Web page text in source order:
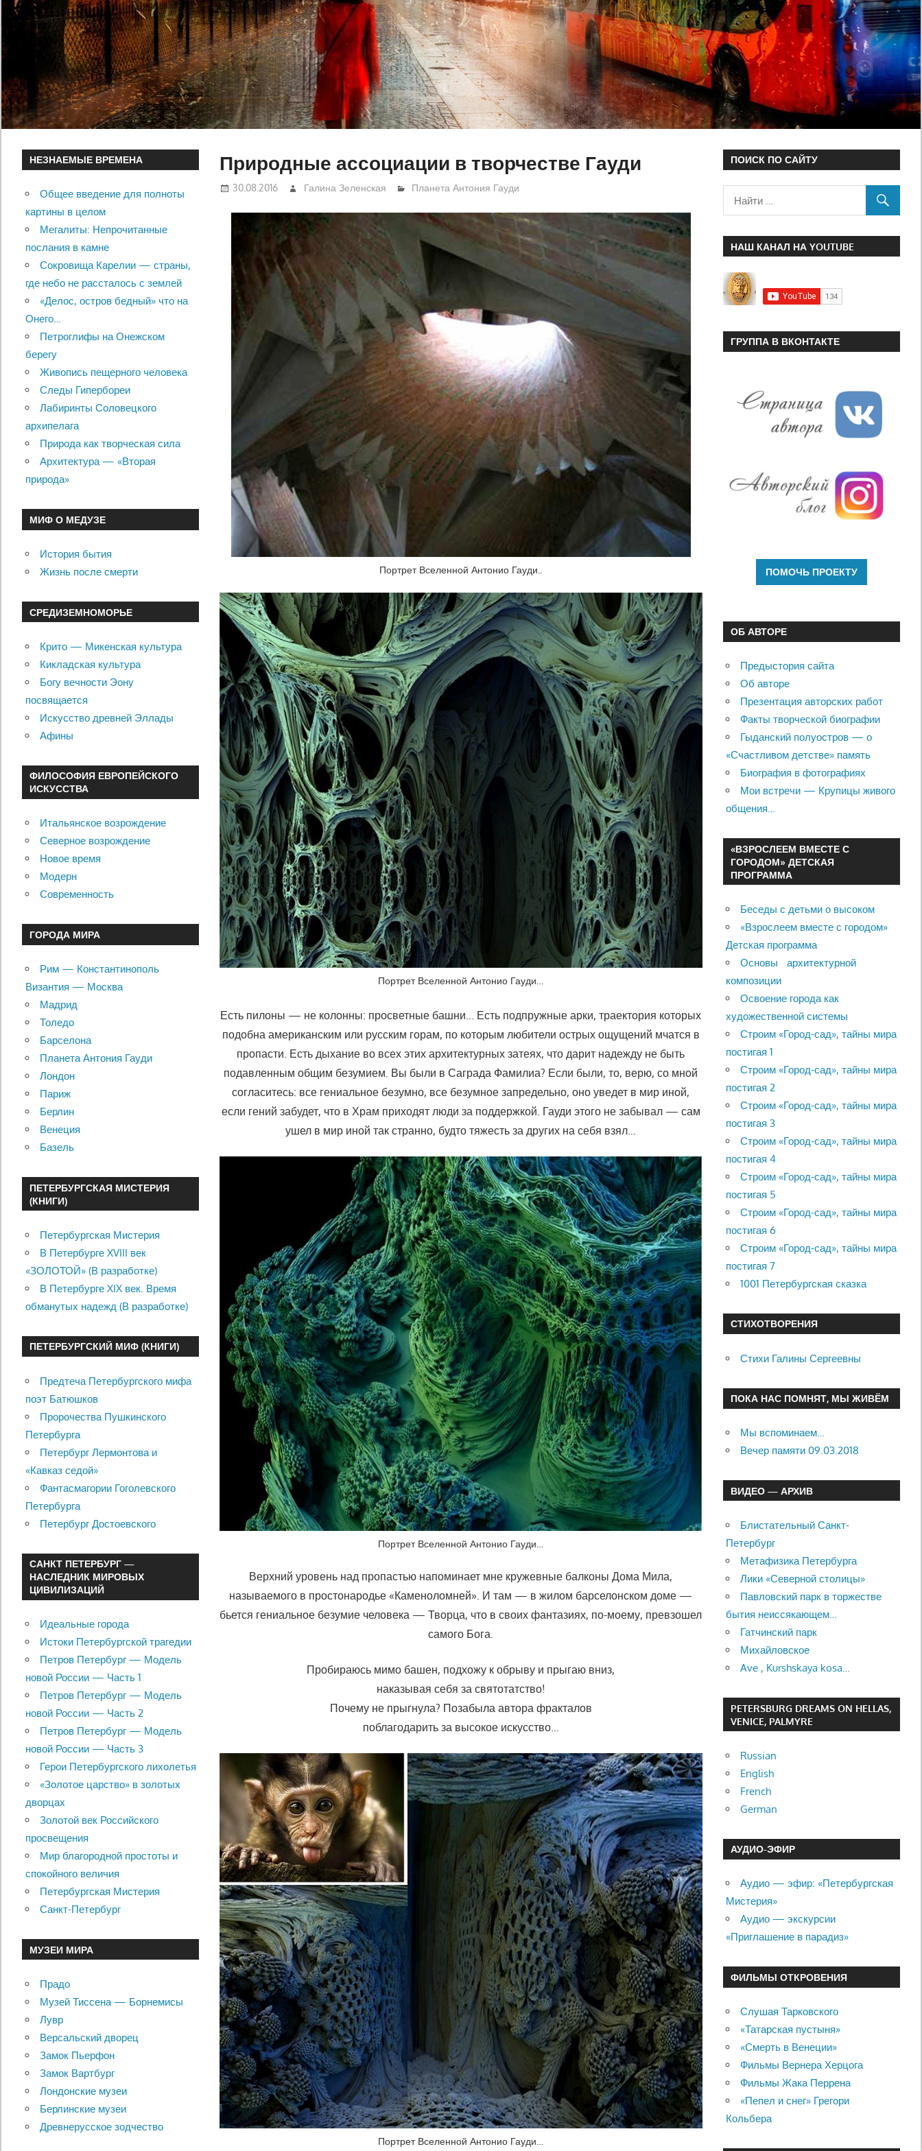
Природные ассоциации в творчестве Гауди
30.08.2016 Галина Зеленская Планета Антония Гауди
Портрет Вселенной Антонио Гауди..
Портрет Вселенной Антонио Гауди…
Есть пилоны — не колонны: просветные башни… Есть подпружные арки, траектория которых
подобна американским или русским горам, по которым любители острых ощущений мчатся в
пропасти. Есть дыхание во всех этих архитектурных затеях, что дарит надежду не быть
подавленным общим безумием. Вы были в Саграда Фамилиа? Если были, то, верю, со мной
согласитесь: все гениальное безумно, все безумное запредельно, оно уведет в мир иной,
если гений забудет, что в Храм приходят люди за поддержкой. Гауди этого не забывал — сам
ушел в мир иной так странно, будто тяжесть за других на себя взял…
Портрет Вселенной Антонио Гауди…
Верхний уровень над пропастью напоминает мне кружевные балконы Дома Мила,
называемого в простонародье «Каменоломней». И там — в жилом барселонском доме —
бьется гениальное безумие человека — Творца, что в своих фантазиях, по-моему, превзошел
самого Бога.
Пробираюсь мимо башен, подхожу к обрыву и прыгаю вниз,
наказывая себя за святотатство!
Почему не прыгнула? Позабыла автора фракталов
поблагодарить за высокое искусство…
Портрет Вселенной Антонио Гауди…
НЕЗНАЕМЫЕ ВРЕМЕНА
Общее введение для полноты
картины в целом
Мегалиты: Непрочитанные
послания в камне
Сокровища Карелии — страны,
где небо не рассталось с землей
«Делос, остров бедный» что на
Онего…
Петроглифы на Онежском
берегу
Живопись пещерного человека
Следы Гипербореи
Лабиринты Соловецкого
архипелага
Природа как творческая сила
Архитектура — «Вторая
природа»
МИФ О МЕДУЗЕ
История бытия
Жизнь после смерти
СРЕДИЗЕМНОМОРЬЕ
Крито — Микенская культура
Кикладская культура
Богу вечности Эону
посвящается
Искусство древней Эллады
Афины
ФИЛОСОФИЯ ЕВРОПЕЙСКОГО
ИСКУССТВА
Итальянское возрождение
Северное возрождение
Новое время
Модерн
Современность
ГОРОДА МИРА
Рим — Константинополь
Византия — Москва
Мадрид
Толедо
Барселона
Планета Антония Гауди
Лондон
Париж
Берлин
Венеция
Базель
ПЕТЕРБУРГСКАЯ МИСТЕРИЯ
(КНИГИ)
Петербургская Мистерия
В Петербурге XVIII век
«ЗОЛОТОЙ» (В разработке)
В Петербурге XIX век. Время
обманутых надежд (В разработке)
ПЕТЕРБУРГСКИЙ МИФ (КНИГИ)
Предтеча Петербургского мифа
поэт Батюшков
Пророчества Пушкинского
Петербурга
Петербург Лермонтова и
«Кавказ седой»
Фантасмагории Гоголевского
Петербурга
Петербург Достоевского
САНКТ ПЕТЕРБУРГ —
НАСЛЕДНИК МИРОВЫХ
ЦИВИЛИЗАЦИЙ
Идеальные города
Истоки Петербургской трагедии
Петров Петербург — Модель
новой России — Часть 1
Петров Петербург — Модель
новой России — Часть 2
Петров Петербург — Модель
новой России — Часть 3
Герои Петербургского лихолетья
«Золотое царство» в золотых
дворцах
Золотой век Российского
просвещения
Мир благородной простоты и
спокойного величия
Петербургская Мистерия
Санкт-Петербург
МУЗЕИ МИРА
Прадо
Музей Тиссена — Борнемисы
Лувр
Версальский дворец
Замок Пьерфон
Замок Вартбург
Лондонские музеи
Берлинские музеи
Древнерусское зодчество
ПОИСК ПО САЙТУ
НАШ КАНАЛ НА YOUTUBE
ГРУППА В ВКОНТАКТЕ
ОБ АВТОРЕ
Предыстория сайта
Об авторе
Презентация авторских работ
Факты творческой биографии
Гыданский полуостров — о
«Счастливом детстве» память
Биография в фотографиях
Мои встречи — Крупицы живого
общения…
«ВЗРОСЛЕЕМ ВМЕСТЕ С
ГОРОДОМ» ДЕТСКАЯ
ПРОГРАММА
Беседы с детьми о высоком
«Взрослеем вместе с городом»
Детская программа
Основы архитектурной
композиции
Освоение города как
художественной системы
Строим «Город-сад», тайны мира
постигая 1
Строим «Город-сад», тайны мира
постигая 2
Строим «Город-сад», тайны мира
постигая 3
Строим «Город-сад», тайны мира
постигая 4
Строим «Город-сад», тайны мира
постигая 5
Строим «Город-сад», тайны мира
постигая 6
Строим «Город-сад», тайны мира
постигая 7
1001 Петербургская сказка
СТИХОТВОРЕНИЯ
Стихи Галины Сергеевны
ПОКА НАС ПОМНЯТ, МЫ ЖИВЁМ
Мы вспоминаем…
Вечер памяти 09.03.2018
ВИДЕО — АРХИВ
Блистательный Санкт-
Петербург
Метафизика Петербурга
Лики «Северной столицы»
Павловский парк в торжестве
бытия неиссякающем…
Гатчинский парк
Михайловское
Ave , Kurshskaya kosa…
PETERSBURG DREAMS ON HELLAS,
VENICE, PALMYRE
Russian
English
French
German
АУДИО-ЭФИР
Аудио — эфир: «Петербургская
Мистерия»
Аудио — экскурсии
«Приглашение в парадиз»
ФИЛЬМЫ ОТКРОВЕНИЯ
Слушая Тарковского
«Татарская пустыня»
«Смерть в Венеции»
Фильмы Вернера Херцога
Фильмы Жака Перрена
«Пепел и снег» Грегори
Кольбера